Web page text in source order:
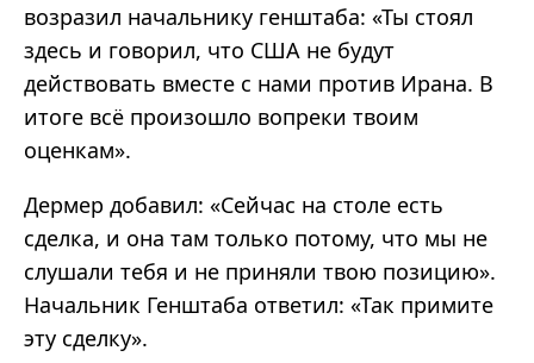
возразил начальнику генштаба: «Ты стоял
здесь и говорил, что США не будут
действовать вместе с нами против Ирана. В
итоге всё произошло вопреки твоим
оценкам».
Дермер добавил: «Сейчас на столе есть
сделка, и она там только потому, что мы не
слушали тебя и не приняли твою позицию».
Начальник Генштаба ответил: «Так примите
эту сделку».